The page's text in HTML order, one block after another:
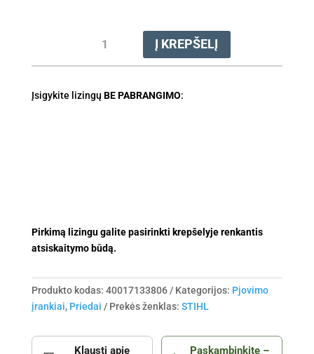
kiekis:
Diskelis
Ø250
plokštelėmis
Į KREPŠELĮ
Įsigykite lizingų BE PABRANGIMO:
Pirkimą lizingu galite pasirinkti krepšelyje renkantis
atsiskaitymo būdą.
Produkto kodas: 40017133806 Kategorijos: Pjovimo
įrankiai, Priedai Prekės ženklas: STIHL
Klausti apie
Paskambinkite –